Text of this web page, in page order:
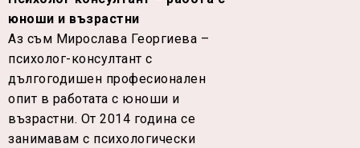
юноши и възрастни
Аз съм Мирослава Георгиева –
психолог-консултант с
дългогодишен професионален
опит в работата с юноши и
възрастни. От 2014 година се
занимавам с психологически